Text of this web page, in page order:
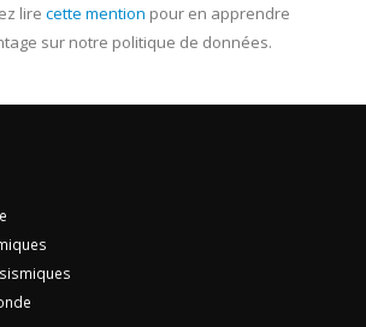
lire cette mention pour en apprendre
sur notre politique de données.